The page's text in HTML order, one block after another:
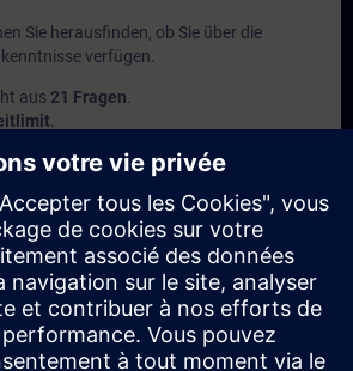
Sie herausfinden, ob Sie über die
verfügen.
aus 21 Fragen
den Kurs.
als 70 %
erreichen, empfehlen wir
SIMATIC Programmieren 2 in TIA Portal
besuchen, um Ihre Grundlagen zu
de